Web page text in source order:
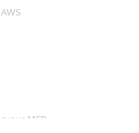
MCP